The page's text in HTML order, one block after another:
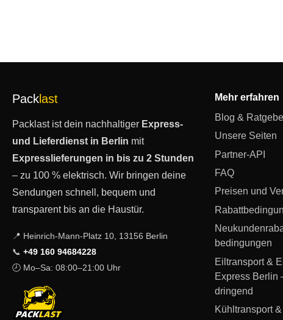
Packlast
Packlast ist dein nachhaltiger Express-
und Lieferdienst in Berlin mit
Expresslieferungen in bis zu 2 Stunden
– zu 100 % elektrisch. Wir bringen deine
Sendungen schnell, bequem und
transparent bis an die Haustür.
📍 Heinrich-Mann-Platz 10, 13156 Berlin
📞 +49 160 94684228
🕗 Mo–Sa: 08:00–21:00 Uhr
Mehr erfahren
Blog &
Unsere Seiten
Partner-API
FAQ
Preisen und
bedingungen
Eiltransport &
Express Berlin
dringend
Kühltransport &